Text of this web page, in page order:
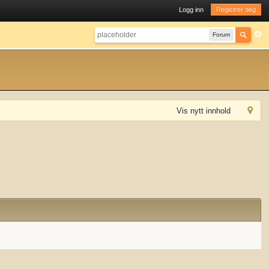
Logg inn Registrer deg
Forum
Vis nytt innhold